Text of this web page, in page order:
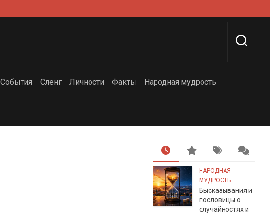
События Сленг Личности Факты Народная мудрость
НАРОДНАЯ
МУДРОСТЬ
Высказывания и
пословицы о
случайностях и